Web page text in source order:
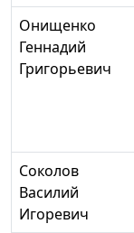
Онищенко
Геннадий
Григорьевич
Соколов
Василий
Игоревич